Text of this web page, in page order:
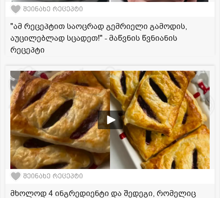
შეინახე რეცეპტი
"ამ რეცეპტით საოცრად გემრიელი გამოდის,
აუცილებლად სცადეთ!" - მაწვნის წვნიანის
რეცეპტი
შეინახე რეცეპტი
მხოლოდ 4 ინგრედიენტი და შედეგი, რომელიც